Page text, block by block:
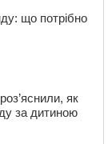
що потрібно
як
за дитиною